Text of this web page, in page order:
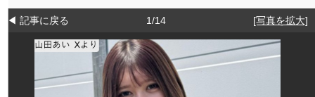
◀ 記事に戻る 1/14 [写真を拡大]